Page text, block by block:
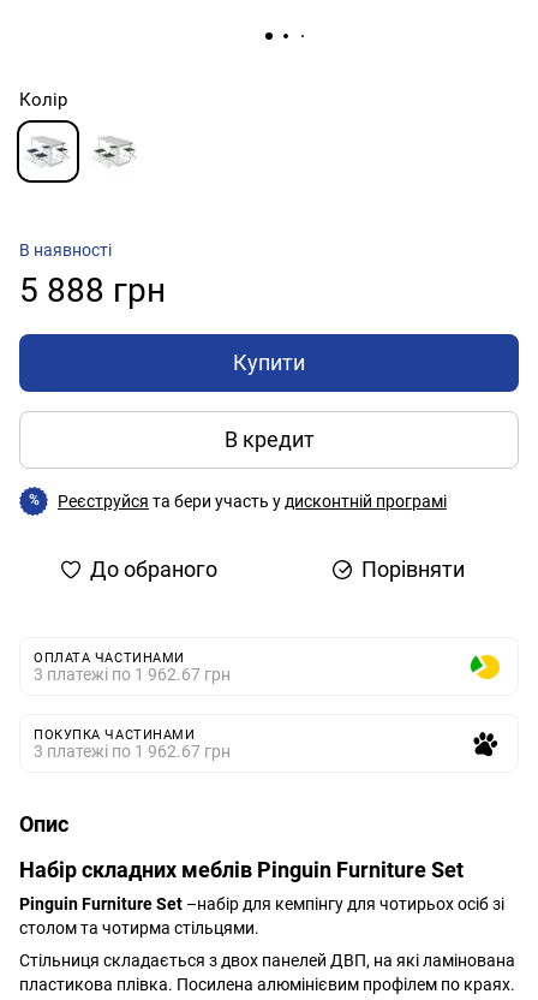
Колір
В наявності
5 888 грн
Купити
В кредит
% Реєструйся та бери участь у дисконтній програмі
До обраного Порівняти
ОПЛАТА ЧАСТИНАМИ
3 платежі по 1 962.67 грн
ПОКУПКА ЧАСТИНАМИ
3 платежі по 1 962.67 грн
Опис
Набір складних меблів Pinguin Furniture Set
Pinguin Furniture Set –набір для кемпінгу для чотирьох осіб зі
столом та чотирма стільцями.
Стільниця складається з двох панелей ДВП, на які ламінована
пластикова плівка. Посилена алюмінієвим профілем по краях.